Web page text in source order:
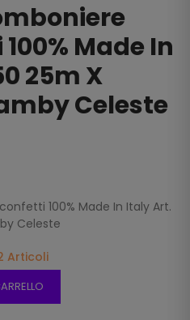
Made In
25m X
Celeste
100% Made In Italy Art.
Celeste
Articoli